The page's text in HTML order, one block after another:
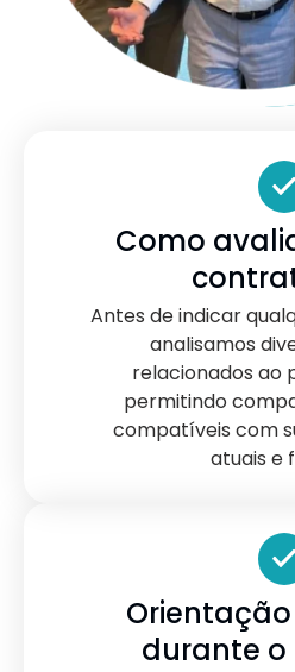
Como
Antes de indicar
analisamos
relacionados ao
permitindo
compatíveis com
atuais e
durante o